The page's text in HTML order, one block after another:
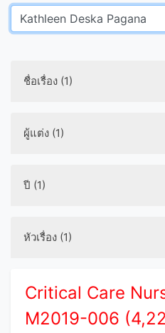
ชื่อเรื่อง (1)
ผู้แต่ง (1)
ปี (1)
หัวเรื่อง (1)
Critical Care
M2019-006